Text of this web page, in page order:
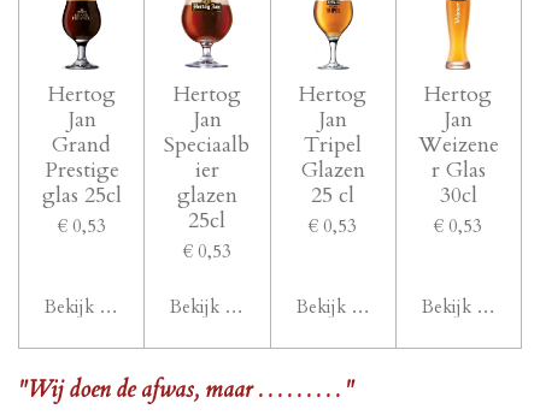
Hertog
Jan
Grand
Prestige
glas 25cl
€ 0,53
Bekijk details
Hertog
Jan
Speciaalb
ier
glazen
25cl
€ 0,53
Bekijk details
Hertog
Jan
Tripel
Glazen
25 cl
€ 0,53
Bekijk details
Hertog
Jan
Weizene
r Glas
30cl
€ 0,53
Bekijk details
"Wij doen de afwas, maar . . . . . . . . . "